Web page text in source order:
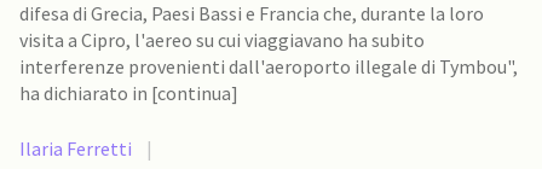
difesa di Grecia, Paesi Bassi e Francia che, durante la loro
visita a Cipro, l'aereo su cui viaggiavano ha subito
interferenze provenienti dall'aeroporto illegale di Tymbou",
ha dichiarato in [continua]
Ilaria Ferretti |